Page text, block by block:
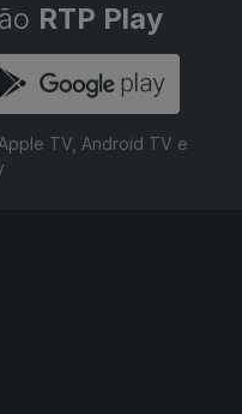
RTP Play
TV, Android TV e